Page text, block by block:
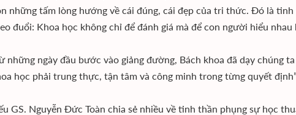
những tấm lòng hướng về cái đúng, cái đẹp của tri thức. Đó là tinh
đuổi: Khoa học không chỉ để đánh giá mà để con người hiểu
những ngày đầu bước vào giảng đường, Bách khoa đã dạy chúng
học phải trung thực, tận tâm và công minh trong từng quyết
GS. Nguyễn Đức Toàn chia sẻ nhiều về tinh thần phụng sự học